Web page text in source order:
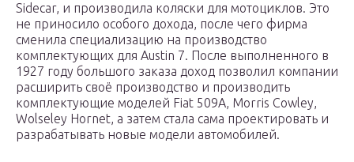
Sidecar, и производила коляски для мотоциклов. Это
не приносило особого дохода, после чего фирма
сменила специализацию на производство
комплектующих для Austin 7. После выполненного в
1927 году большого заказа доход позволил компании
расширить своё производство и производить
комплектующие моделей Fiat 509A, Morris Cowley,
Wolseley Hornet, а затем стала сама проектировать и
разрабатывать новые модели автомобилей.